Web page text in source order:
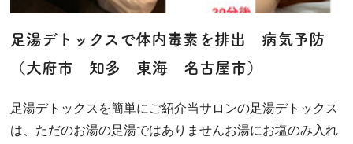
足湯デトックスで体内毒素を排出 病気予防
（大府市 知多 東海 名古屋市）
足湯デトックスを簡単にご紹介当サロンの足湯デトックス
は、ただのお湯の足湯ではありませんお湯にお塩のみ入れ